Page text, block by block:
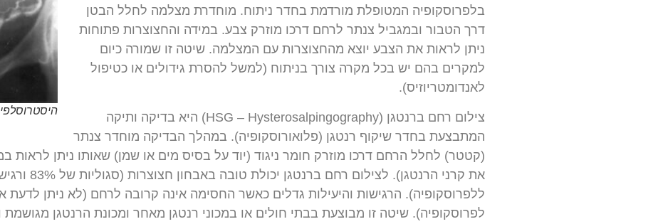
בלפרוסקופיה המטופלת מורדמת בחדר ניתוח. מוחדרת מצלמה לחלל הבטן
דרך הטבור ובמגביל צנתר לרחם דרכו מוזרק צבע. במידה והחצוצרות פתוחות
ניתן לראות את הצבע יוצא מהחצוצרות עם המצלמה. שיטה זו שמורה כיום
למקרים בהם יש בכל מקרה צורך בניתוח (למשל להסרת גידולים או כטיפול
לאנדומטריוזיס).
צילום רחם ברנטגן (HSG – Hysterosalpingography) היא בדיקה ותיקה
המתבצעת בחדר שיקוף רנטגן (פלואורוסקופיה). במהלך הבדיקה מוחדר צנתר
(קטטר) לחלל הרחם דרכו מוזרק חומר ניגוד (יוד על בסיס מים או שמן) שאותו ניתן לראות
ללפרוסקופיה). הרגישות והיעילות גדלים כאשר החסימה אינה קרובה לרחם (לא ניתן
לפרוסקופיה). שיטה זו מבוצעת בבתי חולים או במכוני רנטגן מאחר ומכונת הרנטגן